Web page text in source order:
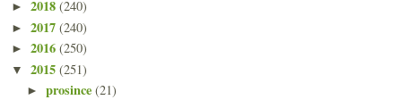
► 2018 (240)
► 2017 (240)
► 2016 (250)
▼ 2015 (251)
►prosince(21)